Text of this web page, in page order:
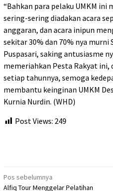
“Bahkan para pelaku UMKM ini
sering-sering diadakan acara
anggaran, dan acara inipun
sekitar 30% dan 70% nya murni
Puspasari, saking antusiasme
memeriahkan Pesta Rakyat ini,
setiap tahunnya, semoga
membantu keinginan UMKM
Kurnia Nurdin. (WHD)
Post Views: 249
Navigasi
Pos sebelumnya
Alfiq Tour Menggelar Pelatihan